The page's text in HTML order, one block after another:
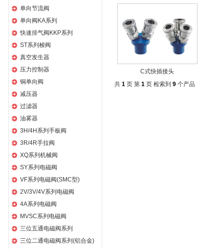
单向节流阀
单向阀KA系列
快速排气阀KKP系列
ST系列梭阀
真空发生器
压力控制器
铜单向阀
减压器
过滤器
油雾器
3H/4H系列手板阀
3R/4R手拉阀
XQ系列机械阀
SY系列电磁阀
VF系列电磁阀(SMC型)
2V/3V/4V系列电磁阀
4A系列电磁阀
MVSC系列电磁阀
三位五通电磁阀系列
三位二通电磁阀系列(铝合金)
C式快插接头
共 1 页 第 1 页 检索到 9 个产品